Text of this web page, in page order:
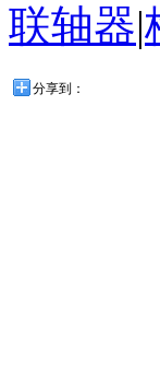
联轴器|
分享到：